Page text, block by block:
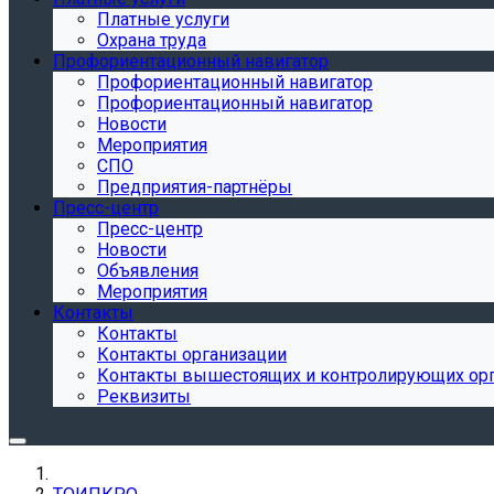
Платные услуги
Охрана труда
Профориентационный навигатор
Профориентационный навигатор
Профориентационный навигатор
Новости
Мероприятия
СПО
Предприятия-партнёры
Пресс-центр
Пресс-центр
Новости
Объявления
Мероприятия
Контакты
Контакты
Контакты организации
Контакты вышестоящих и контролирующих
Реквизиты